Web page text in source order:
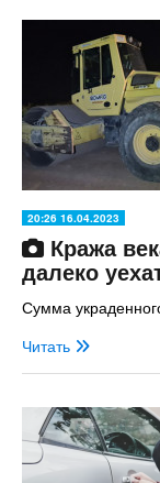
20:26 16.04.2023
Кража
далеко
Сумма
Читать